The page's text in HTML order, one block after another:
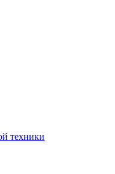
техники